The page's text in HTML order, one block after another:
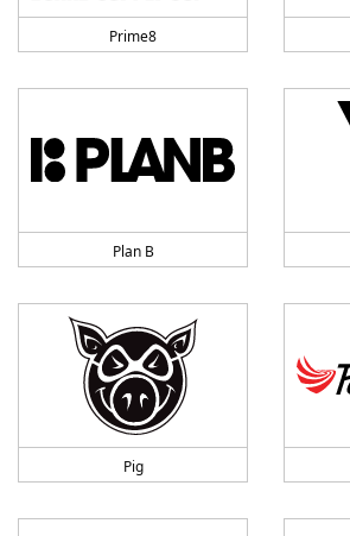
Prime8
Plan B
Pig